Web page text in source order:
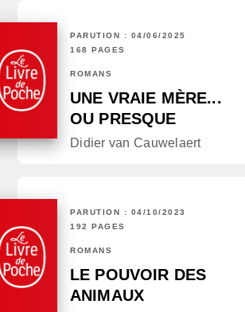
PARUTION : 04/06/2025
168 PAGES
ROMANS
UNE VRAIE MÈRE...
OU PRESQUE
Didier van Cauwelaert
PARUTION : 04/10/2023
192 PAGES
ROMANS
LE POUVOIR DES
ANIMAUX